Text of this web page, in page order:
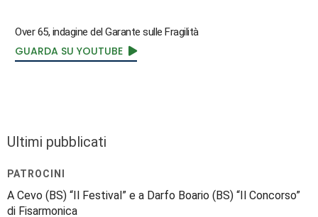
Over 65, indagine del Garante sulle Fragilità
GUARDA SU YOUTUBE
Ultimi pubblicati
PATROCINI
A Cevo (BS) “Il Festival” e a Darfo Boario (BS) “Il Concorso”
di Fisarmonica